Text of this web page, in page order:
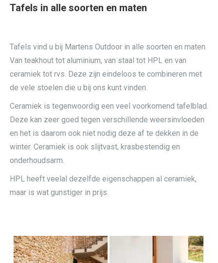
Tafels in alle soorten en maten
Tafels vind u bij Martens Outdoor in alle soorten en maten.
Van teakhout tot aluminium, van staal tot HPL en van
ceramiek tot rvs. Deze zijn eindeloos te combineren met
de vele stoelen die u bij ons kunt vinden.
Ceramiek is tegenwoordig een veel voorkomend tafelblad.
Deze kan zeer goed tegen verschillende weersinvloeden
en het is daarom ook niet nodig deze af te dekken in de
winter. Ceramiek is ook slijtvast, krasbestendig en
onderhoudsarm.
HPL heeft veelal dezelfde eigenschappen al ceramiek,
maar is wat gunstiger in prijs.